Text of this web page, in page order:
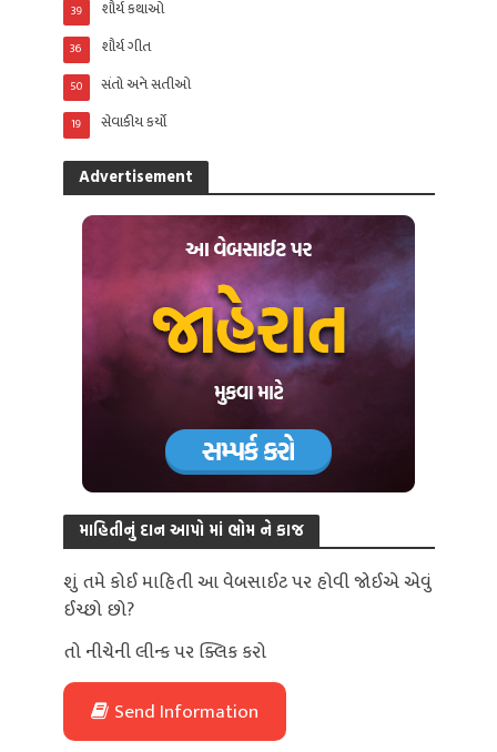
શૌર્ય કથાઓ
39
શૌર્ય ગીત
36
સંતો અને સતીઓ
50
સેવાકીય કર્યો
19
Advertisement
માહિતીનું દાન આપો માં ભોમ ને કાજ
શું તમે કોઈ માહિતી આ વેબસાઈટ પર હોવી જોઈએ એવું
ઈચ્છો છો?
તો નીચેની લીન્ક પર ક્લિક કરો
Send Information